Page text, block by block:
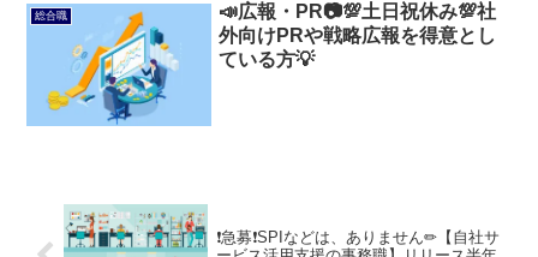
総合職
📣広報・PR📷💯土日祝休み💯社
外向けPRや戦略広報を得意とし
ている方💡
❗急募❗SPIなどは、ありません✏【自社サ